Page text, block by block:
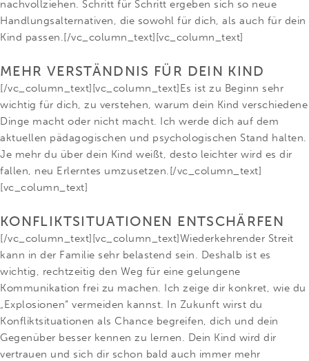
nachvollziehen. Schritt für Schritt ergeben sich so neue
Handlungsalternativen, die sowohl für dich, als auch für dein
Kind passen.[/vc_column_text][vc_column_text]
MEHR VERSTÄNDNIS FÜR DEIN KIND
[/vc_column_text][vc_column_text]Es ist zu Beginn sehr
wichtig für dich, zu verstehen, warum dein Kind verschiedene
Dinge macht oder nicht macht. Ich werde dich auf dem
aktuellen pädagogischen und psychologischen Stand halten.
Je mehr du über dein Kind weißt, desto leichter wird es dir
fallen, neu Erlerntes umzusetzen.[/vc_column_text]
[vc_column_text]
KONFLIKTSITUATIONEN ENTSCHÄRFEN
[/vc_column_text][vc_column_text]Wiederkehrender Streit
kann in der Familie sehr belastend sein. Deshalb ist es
wichtig, rechtzeitig den Weg für eine gelungene
Kommunikation frei zu machen. Ich zeige dir konkret, wie du
„Explosionen“ vermeiden kannst. In Zukunft wirst du
Konfliktsituationen als Chance begreifen, dich und dein
Gegenüber besser kennen zu lernen. Dein Kind wird dir
vertrauen und sich dir schon bald auch immer mehr